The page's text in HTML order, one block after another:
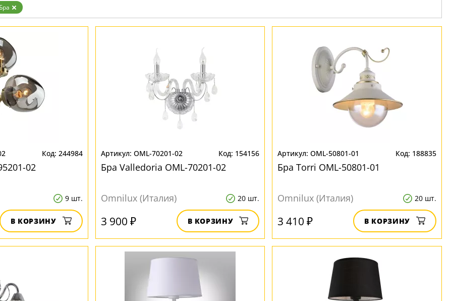
Прозрачные
Хром
Бра
244984
02
9 шт.
В КОРЗИНУ
OML-70201-02 154156
Бра Valledoria OML-70201-02
Omnilux (Италия) 20 шт.
3 900 ₽ В КОРЗИНУ
OML-50801-01 188835
Бра Torri OML-50801-01
Omnilux (Италия) 20 шт.
3 410 ₽ В КОРЗИНУ